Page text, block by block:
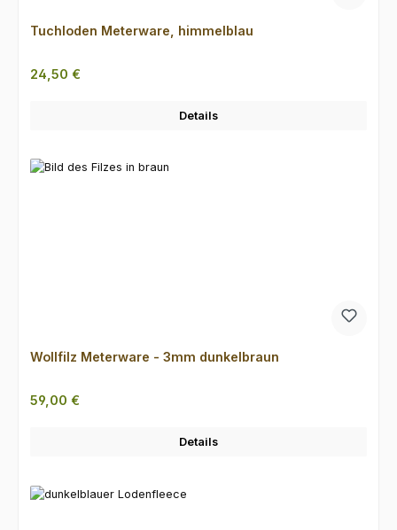
Tuchloden Meterware, himmelblau
Regulärer Preis:
24,50 €
Details
Wollfilz Meterware - 3mm dunkelbraun
Regulärer Preis:
59,00 €
Details